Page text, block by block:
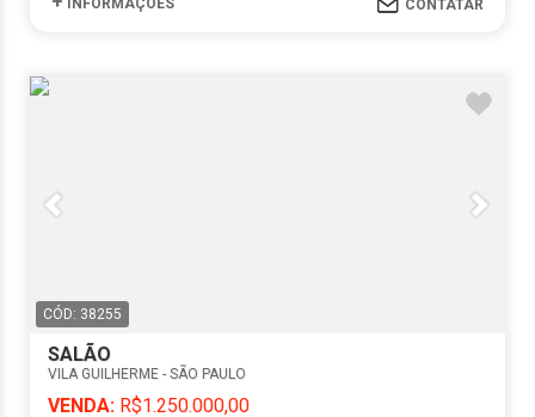
INFORMAÇÕES CONTATAR
CÓD: 38255
SALÃO
VILA GUILHERME - SÃO PAULO
VENDA: R$1.250.000,00